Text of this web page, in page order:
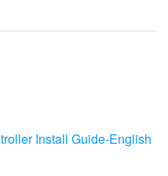
Install Guide-English